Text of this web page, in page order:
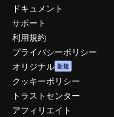
ドキュメント
サポート
利用規約
プライバシーポリシー
オリジナル 新規
クッキーポリシー
トラストセンター
アフィリエイト